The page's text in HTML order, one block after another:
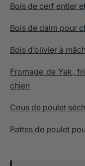
Bois de cerf entier
Bois de daim pour
Bois d’olivier à
Fromage de Yak,
chien
Cous de poulet
Pattes de poulet